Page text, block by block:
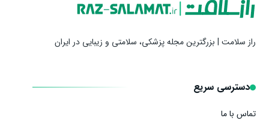
راز سلامت | بزرگترین مجله پزشکی، سلامتی و زیبایی در ایران
دسترسی سریع
تماس با ما